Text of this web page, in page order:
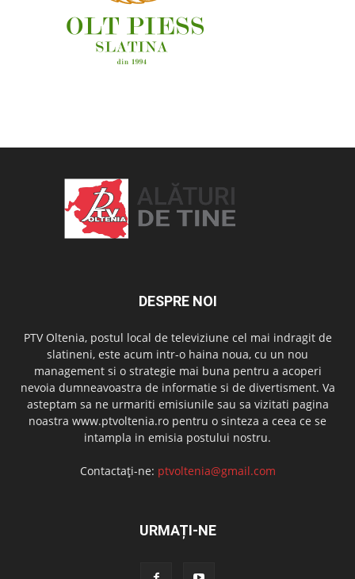
DESPRE NOI
PTV Oltenia, postul local de televiziune cel mai indragit de
slatineni, este acum intr-o haina noua, cu un nou
management si o strategie mai buna pentru a acoperi
nevoia dumneavoastra de informatie si de divertisment. Va
asteptam sa ne urmariti emisiunile sau sa vizitati pagina
noastra www.ptvoltenia.ro pentru o sinteza a ceea ce se
intampla in emisia postului nostru.
Contactați-ne: ptvoltenia@gmail.com
URMAȚI-NE